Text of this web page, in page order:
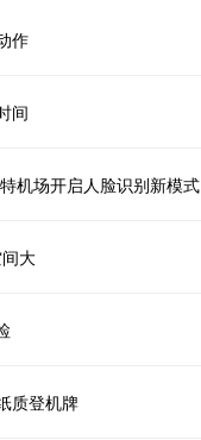
作
间
机场开启人脸识别新模式
大
质登机牌